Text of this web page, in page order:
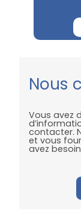
Nous
Vous avez
contacter.
et vous
avez